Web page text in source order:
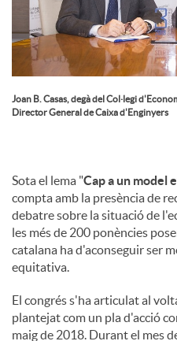
Joan B. Casas, degà del Col·legi
Director General de Caixa d'Enginyers
Sota el lema "Cap a un model
compta amb la presència de
debatre sobre la situació de
les més de 200 ponències
catalana ha d'aconseguir ser
equitativa.
El congrés s'ha articulat al
plantejat com un pla d'acció
maig de 2018. Durant el mes